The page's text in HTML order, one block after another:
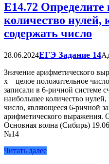
Е14.72 Определите
количество нулей,
содержать число
28.06.2024ЕГЭ Задание 14
Значение арифметического
x – целое положительное
записали в 6-ричной системе
наибольшее количество
число, являющееся 6-ричной
арифметического
Основная волна (Сибирь)
№14
Читать далее